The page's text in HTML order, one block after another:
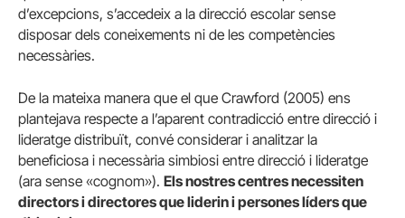
d’excepcions, s’accedeix a la direcció escolar sense
disposar dels coneixements ni de les competències
necessàries.
De la mateixa manera que el que Crawford (2005) ens
plantejava respecte a l’aparent contradicció entre direcció i
lideratge distribuït, convé considerar i analitzar la
beneficiosa i necessària simbiosi entre direcció i lideratge
(ara sense «cognom»). Els nostres centres necessiten
directors i directores que liderin i persones líders que